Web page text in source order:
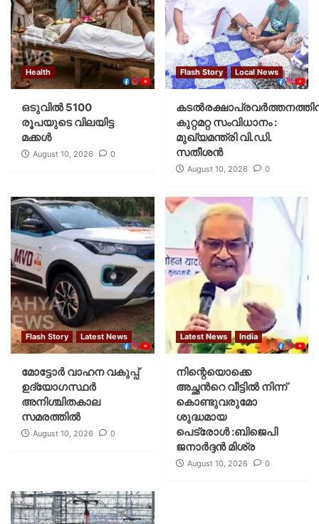
Health
ഒടുവിൽ 5100
രൂപയുടെ വിലയിട്ട
മക്കൾ
August 10, 2026 0
Flash Story Local News
കുറ്റമറ്റ സംവിധാനം :
മുഖ്യമന്ത്രി വി.ഡി.
സതീശന്‍
August 10, 2026 0
Flash Story Latest News
മോട്ടോര്‍ വാഹന വകുപ്പ്
ഉദ്യോഗസ്ഥര്‍
അനിശ്ചിതകാല
സമരത്തില്‍
August 10, 2026 0
Latest News India
നിന്റെയൊക്കെ
അച്ഛൻറെ വീട്ടിൽ നിന്ന്
കൊണ്ടുവരുമോ
ശുദ്ധമായ
പെട്രോൾ :ബിജെപി
ജനാർദ്ദൻ മിശ്ര
August 10, 2026 0